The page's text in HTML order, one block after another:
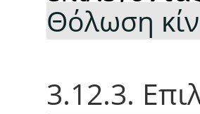
Θόλωση
3.12.3.